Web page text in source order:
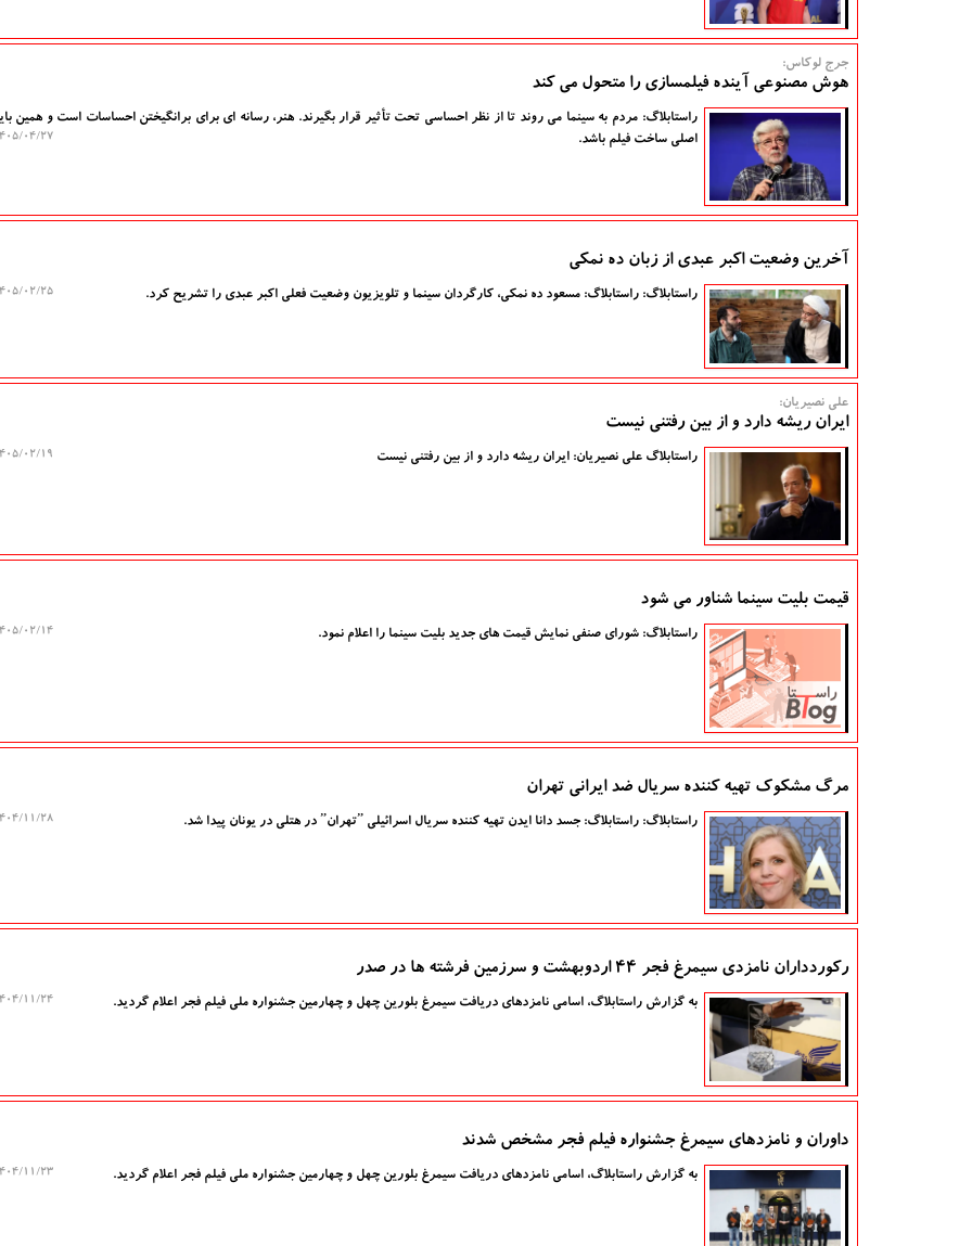
جرج لوکاس:
هوش مصنوعی آینده فیلمسازی را متحول می کند
راستابلاگ: مردم به سینما می روند تا از نظر احساسی تحت تأثیر قرار بگیرند. هنر، رسانه ای برای برانگیختن احساسات است و همین
اصلی ساخت فیلم باشد.
۱۴۰۵/۰۴/۲۷
آخرین وضعیت اکبر عبدی از زبان ده نمکی
راستابلاگ: راستابلاگ: مسعود ده نمکی، کارگردان سینما و تلویزیون وضعیت فعلی اکبر عبدی را تشریح کرد. ۱۴۰۵/۰۲/۲۵
علی نصیریان:
ایران ریشه دارد و از بین رفتنی نیست
راستابلاگ علی نصیریان: ایران ریشه دارد و از بین رفتنی نیست ۱۴۰۵/۰۲/۱۹
قیمت بلیت سینما شناور می شود
راستابلاگ: شورای صنفی نمایش قیمت های جدید بلیت سینما را اعلام نمود. ۱۴۰۵/۰۲/۱۴
مرگ مشکوک تهیه کننده سریال ضد ایرانی تهران
راستابلاگ: راستابلاگ: جسد دانا ایدن تهیه کننده سریال اسرائیلی ˮتهرانˮ در هتلی در یونان پیدا شد. ۱۴۰۴/۱۱/۲۸
رکوردداران نامزدی سیمرغ فجر ۴۴ اردوبهشت و سرزمین فرشته ها در صدر
به گزارش راستابلاگ، اسامی نامزدهای دریافت سیمرغ بلورین چهل و چهارمین جشنواره ملی فیلم فجر اعلام گردید. ۱۴۰۴/۱۱/۲۴
داوران و نامزدهای سیمرغ جشنواره فیلم فجر مشخص شدند
به گزارش راستابلاگ، اسامی نامزدهای دریافت سیمرغ بلورین چهل و چهارمین جشنواره ملی فیلم فجر اعلام گردید. ۱۴۰۴/۱۱/۲۳